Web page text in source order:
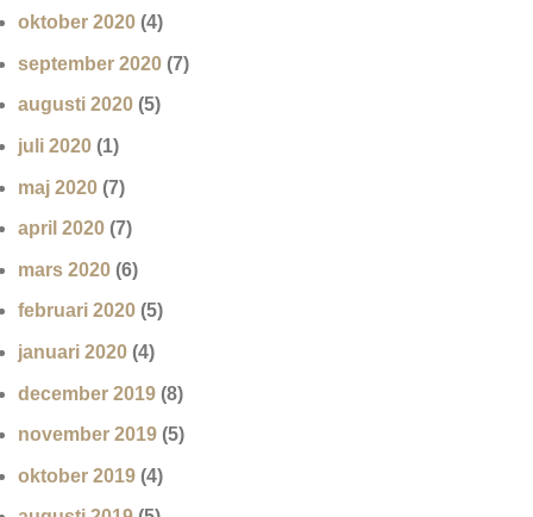
oktober 2020 (4)
september 2020 (7)
augusti 2020 (5)
juli 2020 (1)
maj 2020 (7)
april 2020 (7)
mars 2020 (6)
februari 2020 (5)
januari 2020 (4)
december 2019 (8)
november 2019 (5)
oktober 2019 (4)